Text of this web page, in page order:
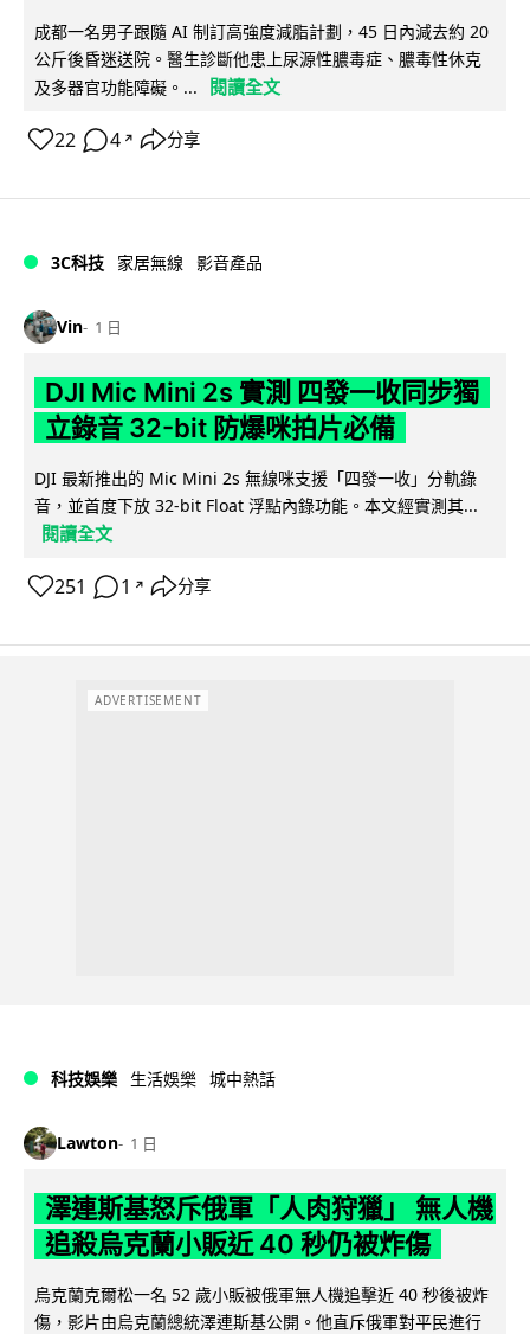
成都一名男子跟隨 AI 制訂高強度減脂計劃，45 日內減去約 20
公斤後昏迷送院。醫生診斷他患上尿源性膿毒症、膿毒性休克
及多器官功能障礙。...
閱讀全文
22 4 ↗ 分享
3C科技 家居無線 影音產品
Vin 1 日
DJI Mic Mini 2s 實測 四發一收同步獨
立錄音 32-bit 防爆咪拍片必備
DJI 最新推出的 Mic Mini 2s 無線咪支援「四發一收」分軌錄
音，並首度下放 32-bit Float 浮點內錄功能。本文經實測其...
閱讀全文
251 1 ↗ 分享
ADVERTISEMENT
科技娛樂 生活娛樂 城中熱話
Lawton 1 日
澤連斯基怒斥俄軍「人肉狩獵」 無人機
追殺烏克蘭小販近 40 秒仍被炸傷
烏克蘭克爾松一名 52 歲小販被俄軍無人機追擊近 40 秒後被炸
傷，影片由烏克蘭總統澤連斯基公開。他直斥俄軍對平民進行